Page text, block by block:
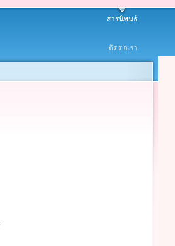
สารนิพนธ์
ติดต่อเรา